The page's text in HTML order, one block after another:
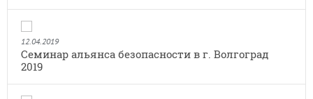
12.04.2019
Семинар альянса безопасности в г. Волгоград
2019